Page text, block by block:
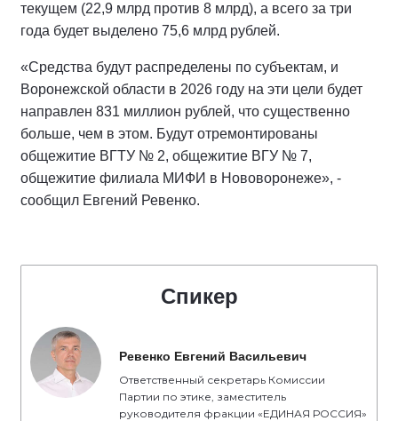
текущем (22,9 млрд против 8 млрд), а всего за три
года будет выделено 75,6 млрд рублей.
«Средства будут распределены по субъектам, и
Воронежской области в 2026 году на эти цели будет
направлен 831 миллион рублей, что существенно
больше, чем в этом. Будут отремонтированы
общежитие ВГТУ № 2, общежитие ВГУ № 7,
общежитие филиала МИФИ в Нововоронеже», -
сообщил Евгений Ревенко.
Спикер
Ревенко Евгений Васильевич
Ответственный секретарь Комиссии
Партии по этике, заместитель
руководителя фракции «ЕДИНАЯ РОССИЯ»